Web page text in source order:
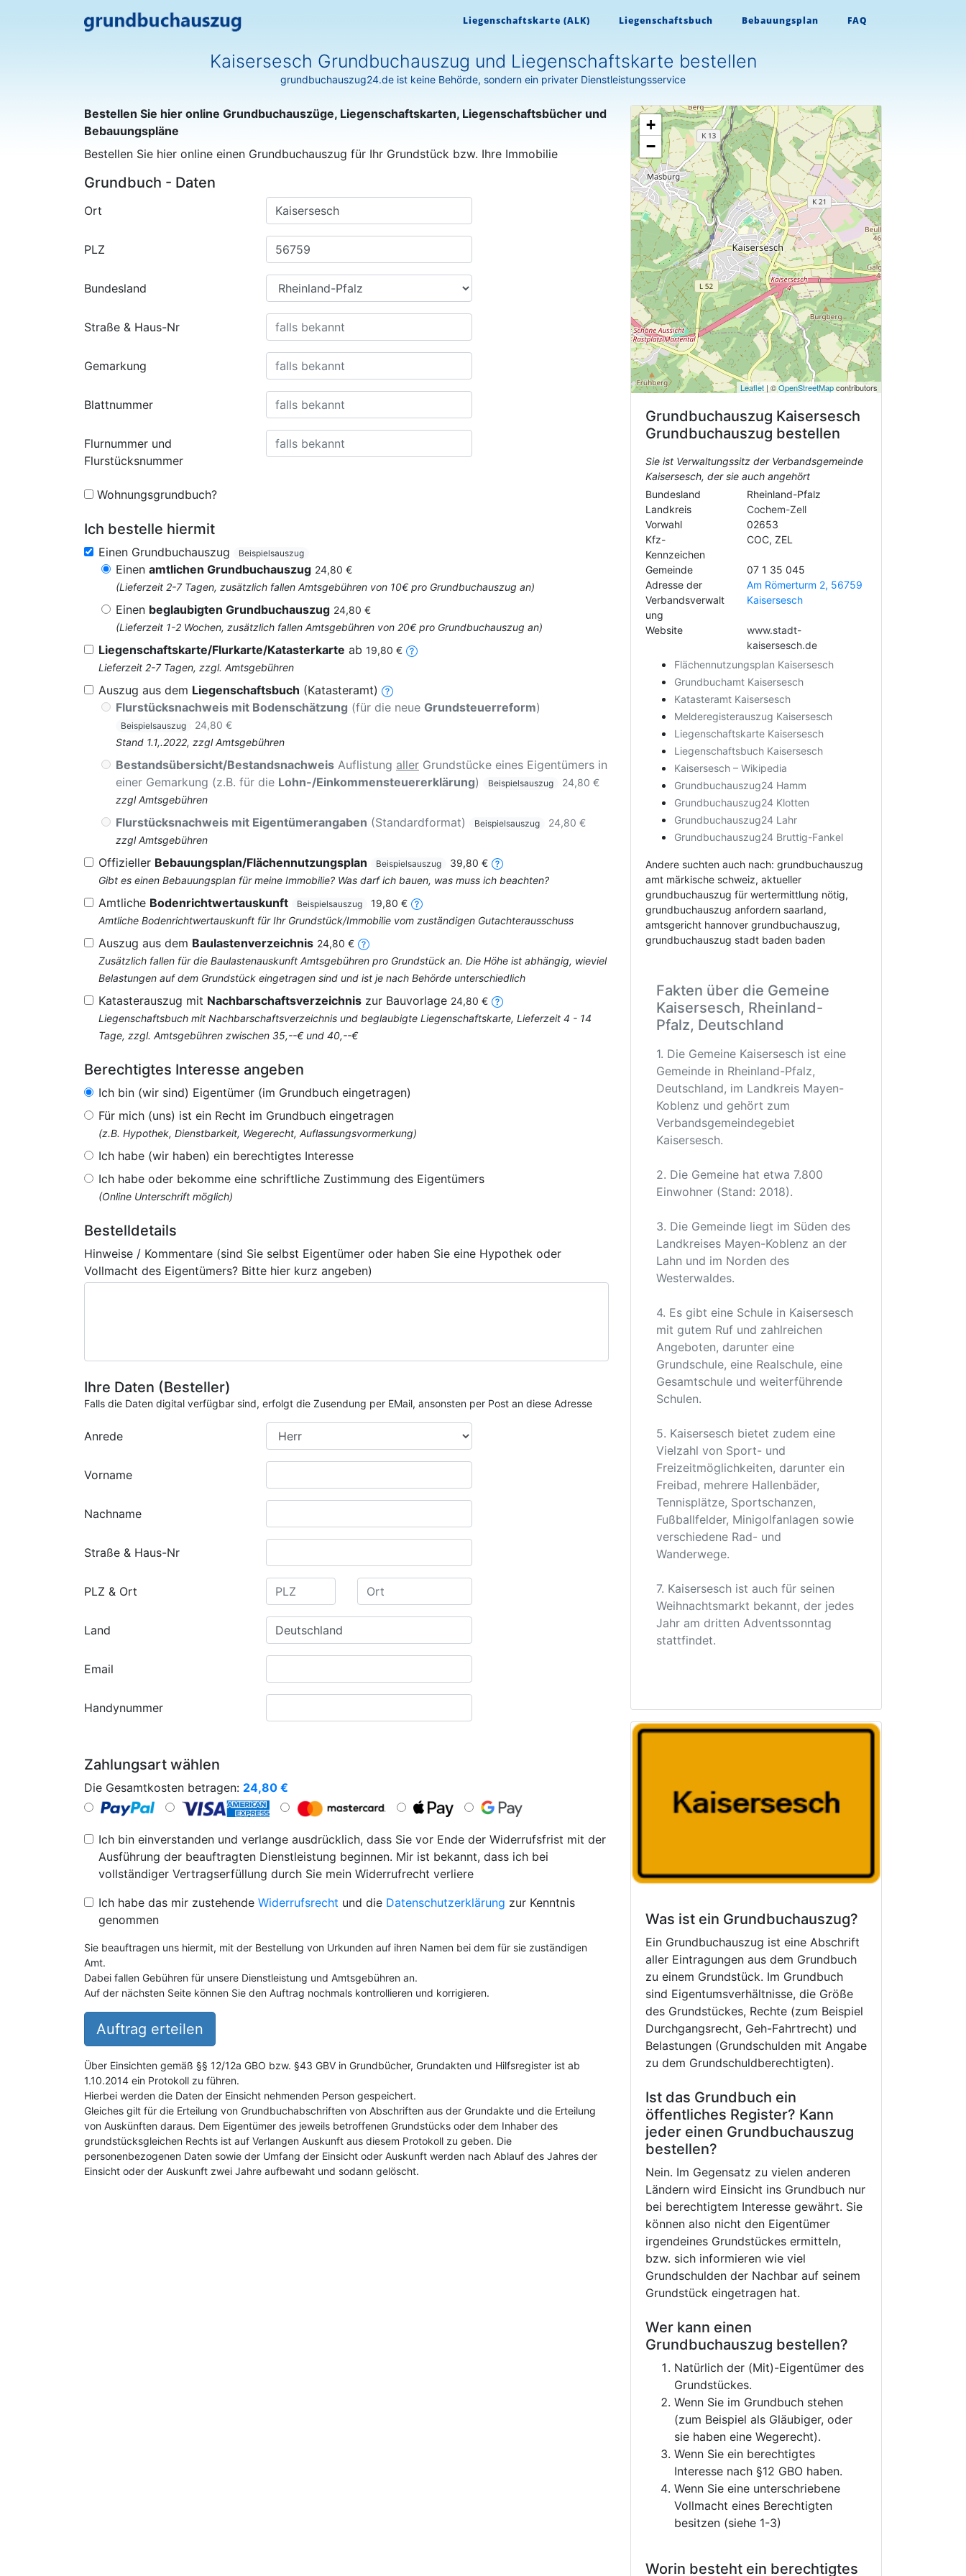
Liegenschaftskarte (ALK) Liegenschaftsbuch Bebauungsplan FAQ
Kaisersesch Grundbuchauszug und Liegenschaftskarte bestellen
grundbuchauszug24.de ist keine Behörde, sondern ein privater Dienstleistungsservice
Bestellen Sie hier online Grundbuchauszüge, Liegenschaftskarten, Liegenschaftsbücher und
Bebauungspläne
Bestellen Sie hier online einen Grundbuchauszug für Ihr Grundstück bzw. Ihre Immobilie
Grundbuch - Daten
Ort
PLZ
Bundesland
Straße & Haus-Nr
Gemarkung
Blattnummer
Flurnummer und
Flurstücksnummer
Wohnungsgrundbuch?
Ich bestelle hiermit
Einen Grundbuchauszug Beispielsauszug
Einen amtlichen Grundbuchauszug 24,80 €
(Lieferzeit 2-7 Tagen, zusätzlich fallen Amtsgebühren von 10€ pro Grundbuchauszug an)
Einen beglaubigten Grundbuchauszug 24,80 €
(Lieferzeit 1-2 Wochen, zusätzlich fallen Amtsgebühren von 20€ pro Grundbuchauszug an)
Liegenschaftskarte/Flurkarte/Katasterkarte ab 19,80 €
Lieferzeit 2-7 Tagen, zzgl. Amtsgebühren
Auszug aus dem Liegenschaftsbuch (Katasteramt)
Flurstücksnachweis mit Bodenschätzung (für die neue Grundsteuerreform)
Beispielsauszug
24,80 €
Stand 1.1,.2022, zzgl Amtsgebühren
Bestandsübersicht/Bestandsnachweis Auflistung aller Grundstücke eines Eigentümers in
einer Gemarkung (z.B. für die Lohn-/Einkommensteuererklärung) Beispielsauszug
24,80 €
zzgl Amtsgebühren
Flurstücksnachweis mit Eigentümerangaben (Standardformat) Beispielsauszug
24,80 €
zzgl Amtsgebühren
Offizieller Bebauungsplan/Flächennutzungsplan Beispielsauszug
39,80 €
Gibt es einen Bebauungsplan für meine Immobilie? Was darf ich bauen, was muss ich beachten?
Amtliche Bodenrichtwertauskunft Beispielsauszug
19,80 €
Amtliche Bodenrichtwertauskunft für Ihr Grundstück/Immobilie vom zuständigen Gutachterausschuss
Auszug aus dem Baulastenverzeichnis 24,80 €
Zusätzlich fallen für die Baulastenauskunft Amtsgebühren pro Grundstück an. Die Höhe ist abhängig, wieviel
Belastungen auf dem Grundstück eingetragen sind und ist je nach Behörde unterschiedlich
Katasterauszug mit Nachbarschaftsverzeichnis zur Bauvorlage 24,80 €
Liegenschaftsbuch mit Nachbarschaftsverzeichnis und beglaubigte Liegenschaftskarte, Lieferzeit 4 - 14
Tage, zzgl. Amtsgebühren zwischen 35,--€ und 40,--€
Berechtigtes Interesse angeben
Ich bin (wir sind) Eigentümer (im Grundbuch eingetragen)
Für mich (uns) ist ein Recht im Grundbuch eingetragen
(z.B. Hypothek, Dienstbarkeit, Wegerecht, Auflassungsvormerkung)
Ich habe (wir haben) ein berechtigtes Interesse
Ich habe oder bekomme eine schriftliche Zustimmung des Eigentümers
(Online Unterschrift möglich)
Bestelldetails
Hinweise / Kommentare (sind Sie selbst Eigentümer oder haben Sie eine Hypothek oder
Vollmacht des Eigentümers? Bitte hier kurz angeben)
Ihre Daten (Besteller)
Falls die Daten digital verfügbar sind, erfolgt die Zusendung per EMail, ansonsten per Post an diese Adresse
Anrede
Vorname
Nachname
Straße & Haus-Nr
PLZ & Ort
Land
Email
Handynummer
Zahlungsart wählen
Die Gesamtkosten betragen: 24,80 €
Ich bin einverstanden und verlange ausdrücklich, dass Sie vor Ende der Widerrufsfrist mit der
Ausführung der beauftragten Dienstleistung beginnen. Mir ist bekannt, dass ich bei
vollständiger Vertragserfüllung durch Sie mein Widerrufrecht verliere
Ich habe das mir zustehende Widerrufsrecht und die Datenschutzerklärung zur Kenntnis
genommen
Sie beauftragen uns hiermit, mit der Bestellung von Urkunden auf ihren Namen bei dem für sie zuständigen
Amt.
Dabei fallen Gebühren für unsere Dienstleistung und Amtsgebühren an.
Auf der nächsten Seite können Sie den Auftrag nochmals kontrollieren und korrigieren.
Auftrag erteilen
Über Einsichten gemäß §§ 12/12a GBO bzw. §43 GBV in Grundbücher, Grundakten und Hilfsregister ist ab
1.10.2014 ein Protokoll zu führen.
Hierbei werden die Daten der Einsicht nehmenden Person gespeichert.
Gleiches gilt für die Erteilung von Grundbuchabschriften von Abschriften aus der Grundakte und die Erteilung
von Auskünften daraus. Dem Eigentümer des jeweils betroffenen Grundstücks oder dem Inhaber des
grundstücksgleichen Rechts ist auf Verlangen Auskunft aus diesem Protokoll zu geben. Die
personenbezogenen Daten sowie der Umfang der Einsicht oder Auskunft werden nach Ablauf des Jahres der
Einsicht oder der Auskunft zwei Jahre aufbewaht und sodann gelöscht.
+
−
Leaflet | ©OpenStreetMapcontributors
Grundbuchauszug Kaisersesch
Grundbuchauszug bestellen
Sie ist Verwaltungssitz der Verbandsgemeinde
Kaisersesch, der sie auch angehört
Bundesland
Rheinland-Pfalz
Landkreis
Cochem-Zell
Vorwahl
02653
Kfz-
Kennzeichen
COC, ZEL
Gemeinde
07 1 35 045
Adresse der
Verbandsverwalt
ung
Am Römerturm 2, 56759
Kaisersesch
Website
www.stadt-
kaisersesch.de
Flächennutzungsplan Kaisersesch
Grundbuchamt Kaisersesch
Katasteramt Kaisersesch
Melderegisterauszug Kaisersesch
Liegenschaftskarte Kaisersesch
Liegenschaftsbuch Kaisersesch
Kaisersesch – Wikipedia
Grundbuchauszug24 Hamm
Grundbuchauszug24 Klotten
Grundbuchauszug24 Lahr
Grundbuchauszug24 Bruttig-Fankel
Andere suchten auch nach: grundbuchauszug
amt märkische schweiz, aktueller
grundbuchauszug für wertermittlung nötig,
grundbuchauszug anfordern saarland,
amtsgericht hannover grundbuchauszug,
grundbuchauszug stadt baden baden
Fakten über die Gemeine
Kaisersesch, Rheinland-
Pfalz, Deutschland
1. Die Gemeine Kaisersesch ist eine
Gemeinde in Rheinland-Pfalz,
Deutschland, im Landkreis Mayen-
Koblenz und gehört zum
Verbandsgemeindegebiet
Kaisersesch.
2. Die Gemeine hat etwa 7.800
Einwohner (Stand: 2018).
3. Die Gemeinde liegt im Süden des
Landkreises Mayen-Koblenz an der
Lahn und im Norden des
Westerwaldes.
4. Es gibt eine Schule in Kaisersesch
mit gutem Ruf und zahlreichen
Angeboten, darunter eine
Grundschule, eine Realschule, eine
Gesamtschule und weiterführende
Schulen.
5. Kaisersesch bietet zudem eine
Vielzahl von Sport- und
Freizeitmöglichkeiten, darunter ein
Freibad, mehrere Hallenbäder,
Tennisplätze, Sportschanzen,
Fußballfelder, Minigolfanlagen sowie
verschiedene Rad- und
Wanderwege.
7. Kaisersesch ist auch für seinen
Weihnachtsmarkt bekannt, der jedes
Jahr am dritten Adventssonntag
stattfindet.
Was ist ein Grundbuchauszug?
Ein Grundbuchauszug ist eine Abschrift
aller Eintragungen aus dem Grundbuch
zu einem Grundstück. Im Grundbuch
sind Eigentumsverhältnisse, die Größe
des Grundstückes, Rechte (zum Beispiel
Durchgangsrecht, Geh-Fahrtrecht) und
Belastungen (Grundschulden mit Angabe
zu dem Grundschuldberechtigten).
Ist das Grundbuch ein
öffentliches Register? Kann
jeder einen Grundbuchauszug
bestellen?
Nein. Im Gegensatz zu vielen anderen
Ländern wird Einsicht ins Grundbuch nur
bei berechtigtem Interesse gewährt. Sie
können also nicht den Eigentümer
irgendeines Grundstückes ermitteln,
bzw. sich informieren wie viel
Grundschulden der Nachbar auf seinem
Grundstück eingetragen hat.
Wer kann einen
Grundbuchauszug bestellen?
Natürlich der (Mit)-Eigentümer des
Grundstückes.
Wenn Sie im Grundbuch stehen
(zum Beispiel als Gläubiger, oder
sie haben eine Wegerecht).
Wenn Sie ein berechtigtes
Interesse nach §12 GBO haben.
Wenn Sie eine unterschriebene
Vollmacht eines Berechtigten
besitzen (siehe 1-3)
Worin besteht ein berechtigtes